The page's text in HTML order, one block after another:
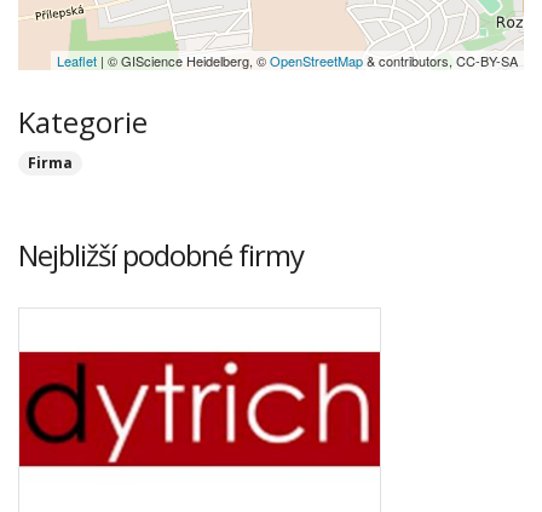
Leaflet | © GIScience Heidelberg, ©OpenStreetMap& contributors, CC-BY-SA
Kategorie
Firma
Nejbližší podobné firmy